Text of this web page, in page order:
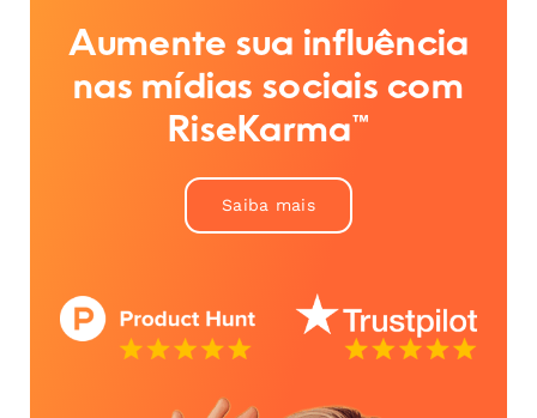
Aumente sua influência
nas mídias sociais com
RiseKarma™
Saiba mais